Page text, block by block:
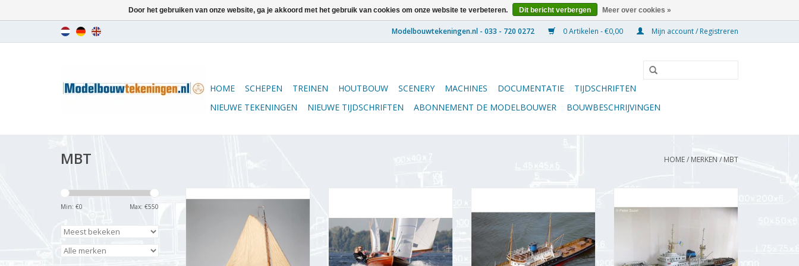
0 Artikelen - €0,00 Mijn account / Registreren
HOME SCHEPEN TREINEN HOUTBOUW SCENERY MACHINES DOCUMENTATIE
TIJDSCHRIFTEN
NIEUWE TEKENINGEN
NIEUWE TIJDSCHRIFTEN ABONNEMENT DE MODELBOUWER BOUWBESCHRIJVINGEN
MBT HOME/ MERKEN /MBT
Min: €0 Max: €550
1 : 33 (10.05.023)
TOEVOEGEN AAN WINKELWAGEN
(10.08.021)
TOEVOEGEN AAN WINKELWAGEN
Bouwtekening Schaal 1 : 200
(10.20.037)
TOEVOEGEN AAN WINKELWAGEN
(IV)(1963) - L. Smit & Co. -
(10.14.005)
TOEVOEGEN AAN WINKELWAGEN
Door het gebruiken van onze website, ga je akkoord met het gebruik van cookies om onze website te verbeteren. Dit bericht verbergen Meer over cookies »